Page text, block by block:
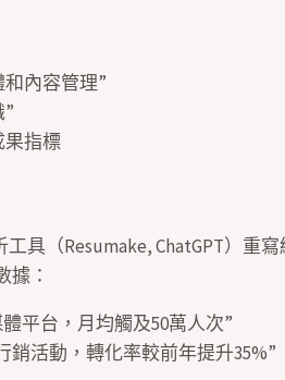
和內容管理”
果指標
工具（Resumake, ChatGPT）重
據：
平台，月均觸及50萬人次”
銷活動，轉化率較前年提升35%”